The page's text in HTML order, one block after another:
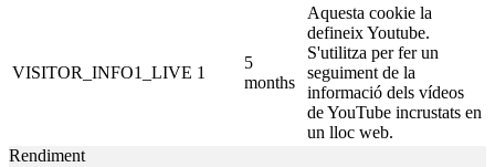
VISITOR_INFO1_LIVE 1
5
months
Aquesta cookie la
defineix Youtube.
S'utilitza per fer un
seguiment de la
informació dels vídeos
de YouTube incrustats en
un lloc web.
Rendiment